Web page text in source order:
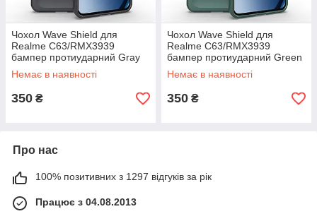
Чохол Wave Shield для
Realme C63/RMX3939
бампер протиударний Gray
Немає в наявності
350 ₴
Чохол Wave Shield для
Realme C63/RMX3939
бампер протиударний Green
Немає в наявності
350 ₴
Про нас
100% позитивних з 1297 відгуків за рік
Працює з 04.08.2013